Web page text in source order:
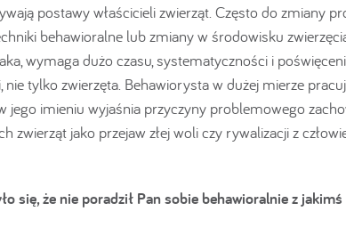
postawy właścicieli zwierząt. Często do zmiany
behawioralne lub zmiany w środowisku
wymaga dużo czasu, systematyczności i
tylko zwierzęta. Behawiorysta w dużej mierze
imieniu wyjaśnia przyczyny problemowego
zwierząt jako przejaw złej woli czy rywalizacji z
się, że nie poradził Pan sobie behawioralnie z